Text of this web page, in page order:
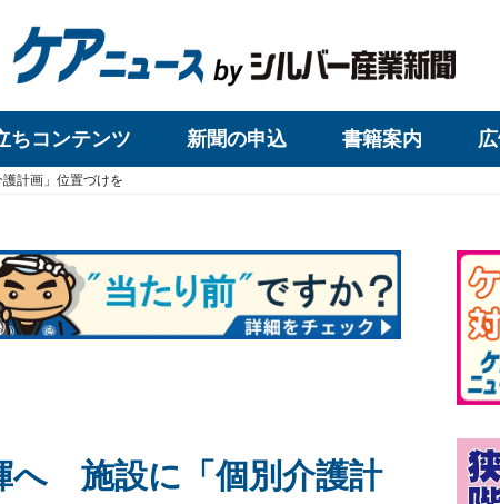
ちコンテンツ 新聞の申込 書籍案内
計画」位置づけを
へ 施設に「個別介護計